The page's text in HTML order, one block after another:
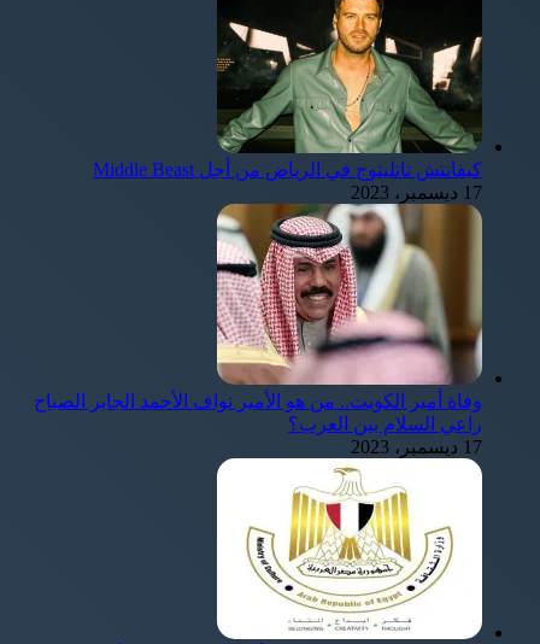
كيفانتش تاتليتوج في الرياض من أجل Middle Beast
17 ديسمبر، 2023
وفاة أمير الكويت.. من هو الأمير نواف الأحمد الجابر الصباح
راعي السلام بين العرب؟
17 ديسمبر، 2023